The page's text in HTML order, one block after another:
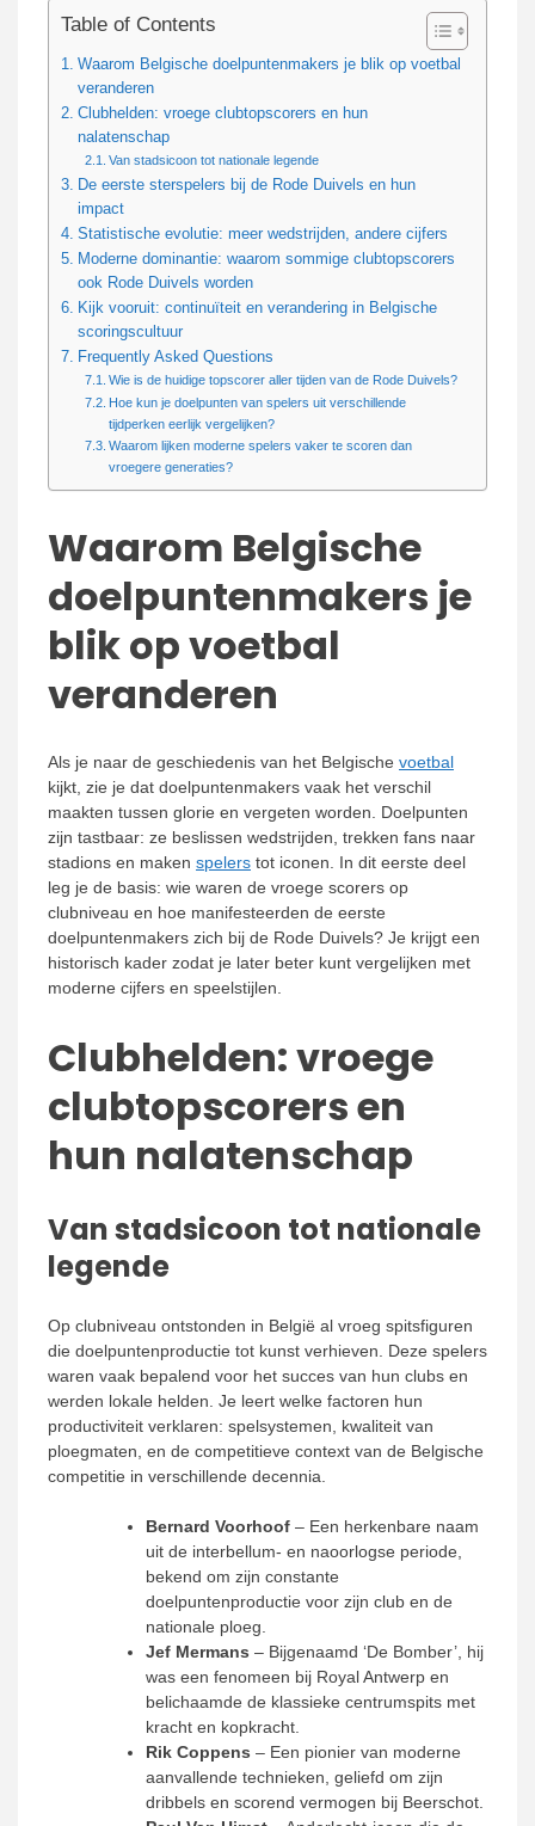
Table of Contents
Waarom Belgische doelpuntenmakers je blik op voetbal
veranderen
Clubhelden: vroege clubtopscorers en hun
nalatenschap
Van stadsicoon tot nationale legende
De eerste sterspelers bij de Rode Duivels en hun
impact
Statistische evolutie: meer wedstrijden, andere cijfers
Moderne dominantie: waarom sommige clubtopscorers
ook Rode Duivels worden
Kijk vooruit: continuïteit en verandering in Belgische
scoringscultuur
Frequently Asked Questions
Wie is de huidige topscorer aller tijden van de Rode Duivels?
Hoe kun je doelpunten van spelers uit verschillende
tijdperken eerlijk vergelijken?
Waarom lijken moderne spelers vaker te scoren dan
vroegere generaties?
Waarom Belgische
doelpuntenmakers je
blik op voetbal
veranderen
Als je naar de geschiedenis van het Belgische voetbal
kijkt, zie je dat doelpuntenmakers vaak het verschil
maakten tussen glorie en vergeten worden. Doelpunten
zijn tastbaar: ze beslissen wedstrijden, trekken fans naar
stadions en maken spelers tot iconen. In dit eerste deel
leg je de basis: wie waren de vroege scorers op
clubniveau en hoe manifesteerden de eerste
doelpuntenmakers zich bij de Rode Duivels? Je krijgt een
historisch kader zodat je later beter kunt vergelijken met
moderne cijfers en speelstijlen.
Clubhelden: vroege
clubtopscorers en
hun nalatenschap
Van stadsicoon tot nationale
legende
Op clubniveau ontstonden in België al vroeg spitsfiguren
die doelpuntenproductie tot kunst verhieven. Deze spelers
waren vaak bepalend voor het succes van hun clubs en
werden lokale helden. Je leert welke factoren hun
productiviteit verklaren: spelsystemen, kwaliteit van
ploegmaten, en de competitieve context van de Belgische
competitie in verschillende decennia.
Bernard Voorhoof – Een herkenbare naam
uit de interbellum- en naoorlogse periode,
bekend om zijn constante
doelpuntenproductie voor zijn club en de
nationale ploeg.
Jef Mermans – Bijgenaamd ‘De Bomber’, hij
was een fenomeen bij Royal Antwerp en
belichaamde de klassieke centrumspits met
kracht en kopkracht.
Rik Coppens – Een pionier van moderne
aanvallende technieken, geliefd om zijn
dribbels en scorend vermogen bij Beerschot.